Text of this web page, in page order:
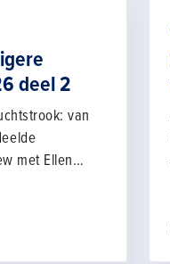
deel 2
van
met Ellen
ernstige